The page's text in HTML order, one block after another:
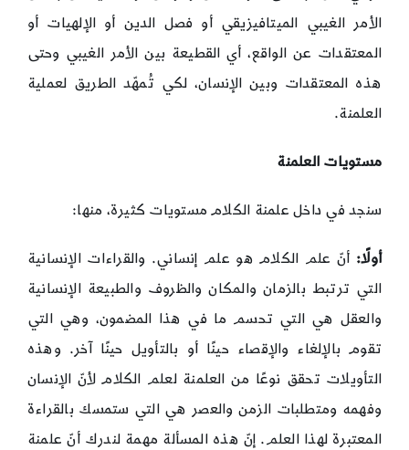
الأمر الغيبي الميتافيزيقي أو فصل الدين أو الإلهيات أو
المعتقدات عن الواقع، أي القطيعة بين الأمر الغيبي وحتى
هذه المعتقدات وبين الإنسان، لكي تُمهّد الطريق لعملية
العلمنة.
مستويات العلمنة
سنجد في داخل علمنة الكلام مستويات كثيرة، منها:
أولًا: أنّ علم الكلام هو علم إنساني. والقراءات الإنسانية
التي ترتبط بالزمان والمكان والظروف والطبيعة الإنسانية
والعقل هي التي تحسم ما في هذا المضمون، وهي التي
تقوم بالإلغاء والإقصاء حينًا أو بالتأويل حينًا آخر. وهذه
التأويلات تحقق نوعًا من العلمنة لعلم الكلام لأنّ الإنسان
وفهمه ومتطلبات الزمن والعصر هي التي ستمسك بالقراءة
المعتبرة لهذا العلم. إنّ هذه المسألة مهمة لندرك أنّ علمنة